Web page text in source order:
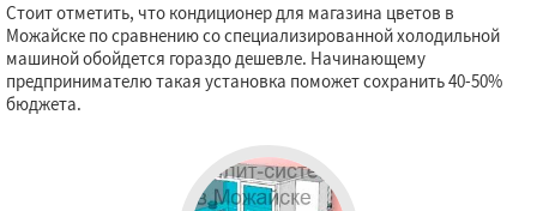
Стоит отметить, что кондиционер для магазина цветов в
Можайске по сравнению со специализированной холодильной
машиной обойдется гораздо дешевле. Начинающему
предпринимателю такая установка поможет сохранить 40-50%
бюджета.